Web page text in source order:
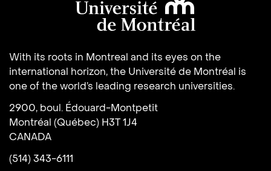
With its roots in Montreal and its eyes on the
international horizon, the Université de Montréal is
one of the world’s leading research universities.
2900, boul. Édouard-Montpetit
Montréal (Québec) H3T 1J4
CANADA
(514) 343-6111